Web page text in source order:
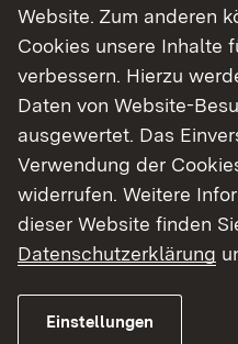
Finde dein Studium
Website. Zum anderen
Cookies unsere Inhalte
verbessern. Hierzu
Daten von Website-
ausgewertet. Das
Verwendung der
widerrufen. Weitere
dieser Website finden
Datenschutzerklärung
Einstellungen